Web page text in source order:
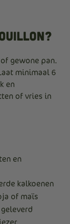
gewone pan.
minimaal 6
en
of vries in
en
kalkoenen
of maïs